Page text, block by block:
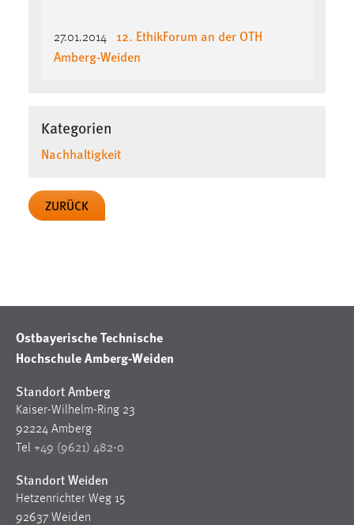
27.01.2014
12. EthikForum an der OTH
Amberg-Weiden
Kategorien
Nachhaltigkeit
ZURÜCK
Ostbayerische Technische
Hochschule Amberg-Weiden
Standort Amberg
Kaiser-Wilhelm-Ring 23
92224 Amberg
Tel +49 (9621) 482-0
Standort Weiden
Hetzenrichter Weg 15
92637 Weiden